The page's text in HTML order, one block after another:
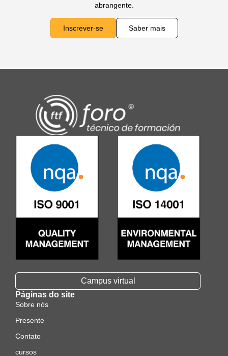
abrangente.
Inscrever-se Saber mais
Campus virtual
Páginas do site
Sobre nós
Presente
Contato
cursos